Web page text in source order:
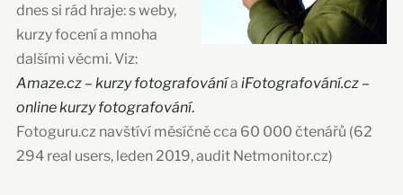
dnes si rád hraje: s weby,
kurzy focení a mnoha
dalšími věcmi. Viz:
Amaze.cz – kurzy fotografovánía iFotografování.cz –
online kurzy fotografování.
Fotoguru.cz navštíví měsíčně cca 60 000 čtenářů (62
294 real users, leden 2019, audit Netmonitor.cz)